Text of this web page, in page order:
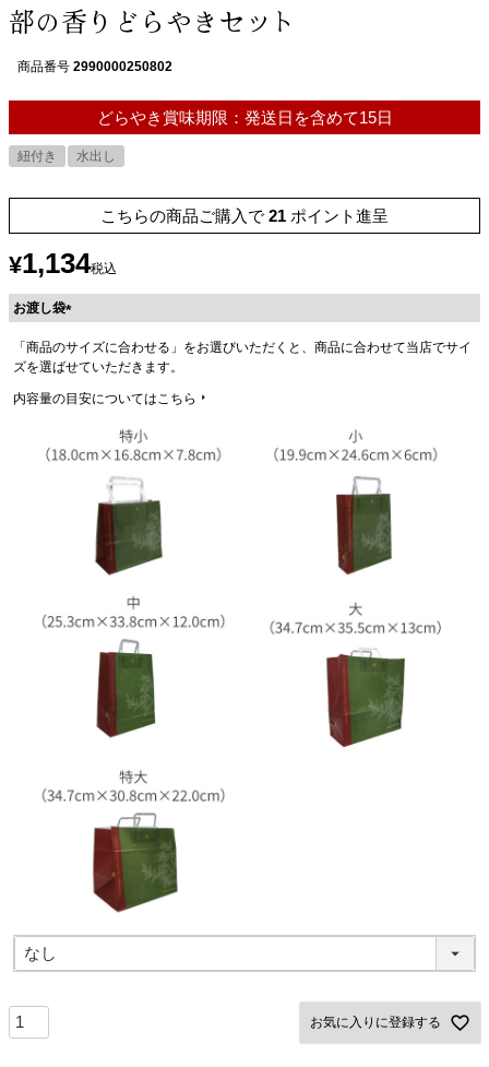
部の香りどらやきセット
商品番号 2990000250802
どらやき賞味期限：発送日を含めて15日
紐付き 水出し
こちらの商品ご購入で 21 ポイント進呈
¥1,134税込
お渡し袋
必
須
)
「商品のサイズに合わせる」をお選びいただくと、商品に合わせて当店でサイ
ズを選ばせていただきます。
内容量の目安についてはこちら
お気に入りに登録する